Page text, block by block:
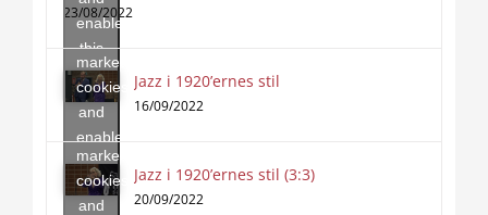
enable
this
content
23/08/2022
to
marketing
cookies
and
enable
this
content
Jazz i 1920’ernes stil
16/09/2022
Click
to
accept
marketing
cookies
and
Jazz i 1920’ernes stil (3:3)
20/09/2022